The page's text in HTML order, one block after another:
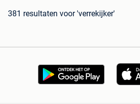
381 resultaten voor 'verrekijker'